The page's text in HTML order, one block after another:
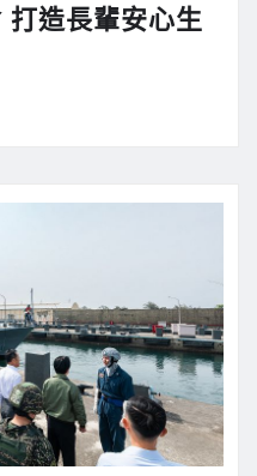
造長輩安心生